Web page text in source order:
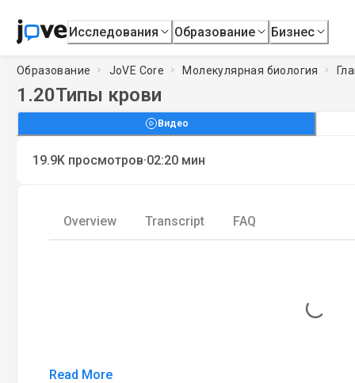
Исследования Образование Бизнес
Образование JoVE Core Молекулярная биология
1.20Типы крови
Видео
19.9K просмотров·02:20 мин
Overview Transcript FAQ
Loading...
Read More